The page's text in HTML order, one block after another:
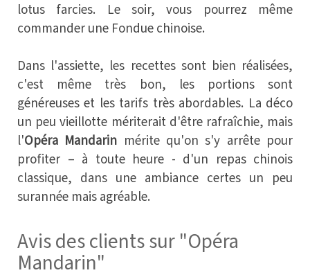
lotus farcies. Le soir, vous pourrez même
commander une Fondue chinoise.
Dans l'assiette, les recettes sont bien réalisées,
c'est même très bon, les portions sont
généreuses et les tarifs très abordables. La déco
un peu vieillotte mériterait d'être rafraîchie, mais
l'Opéra Mandarin mérite qu'on s'y arrête pour
profiter – à toute heure - d'un repas chinois
classique, dans une ambiance certes un peu
surannée mais agréable.
Avis des clients sur "Opéra
Mandarin"